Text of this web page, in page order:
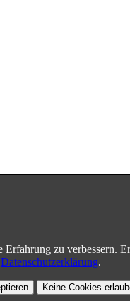
zu verbessern.
Datenschutzerklärung.
Keine Cookies